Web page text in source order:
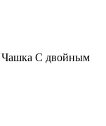
Чашка С двойным